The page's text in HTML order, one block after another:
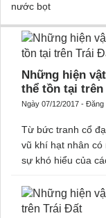
nước bọt
Những hiện
thể tồn tại
Ngày 07/12/2017 - Đăng
Từ bức tranh cổ
vũ khí hạt nhân
sự khó hiểu của